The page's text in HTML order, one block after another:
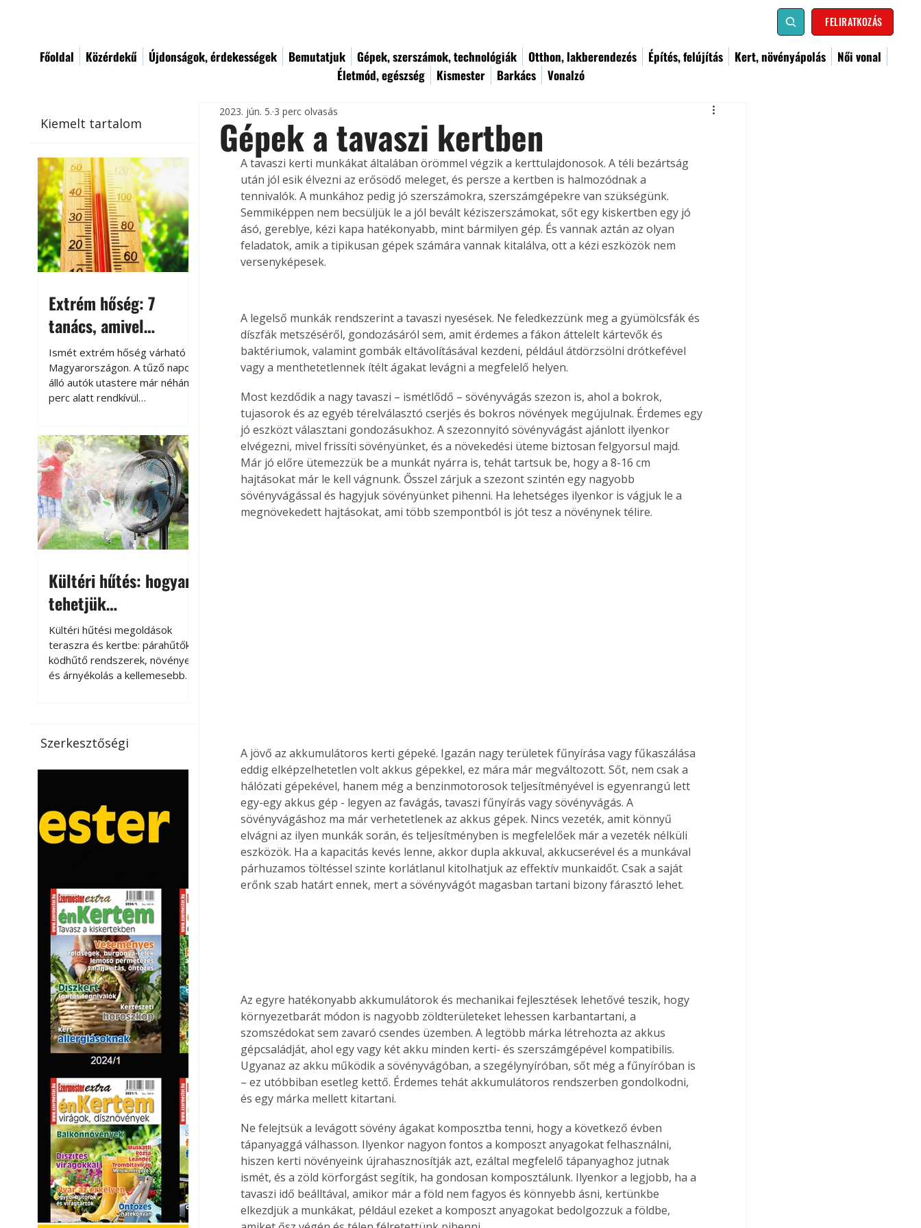
FELIRATKOZÁS
Főoldal Közérdekű Újdonságok, érdekességek Bemutatjuk Gépek, szerszámok, technológiák Otthon, lakberendezés Építés, felújítás Kert, növényápolás
Női vonal
Életmód, egészség
Kismester Barkács Vonalzó
Kiemelt tartalom
Extrém hőség: 7
tanács, amivel
megóvhatjuk
autónkat a nyári
károktól
Ismét extrém hőség várható
Magyarországon. A tűző napon
álló autók utastere már néhány
perc alatt rendkívül
megközelítheti. Ez nemcsak a
beszállást teszi kellemetlenné,
hanem az autó állapotára és a
benne hagyott tárgyakra is
káros hatással lehet. Néhány
egyszerű óvintézkedéssel
azonban jelentősen
csökkenthetjük a hőség káros
Kültéri hűtés: hogyan
tehetjük
kellemesebbé a
teraszt és a kertet?
Kültéri hűtési megoldások
teraszra és kertbe: párahűtők,
ködhűtő rendszerek, növények
és árnyékolás a kellemesebb
jelentőséget kapott, ahogy a
nyári hőhullámok gyakoribbá és
a megoldást a meleg ellen, ma
már egyre többen keresnek
olyan kültéri hűtési
vendégl
Szerkesztőségi
Gépek a tavaszi kertben
2023. jún. 5. 3 perc olvasás
A tavaszi kerti munkákat általában örömmel végzik a kerttulajdonosok. A téli bezártság
után jól esik élvezni az erősödő meleget, és persze a kertben is halmozódnak a
tennivalók. A munkához pedig jó szerszámokra, szerszámgépekre van szükségünk.
Semmiképpen nem becsüljük le a jól bevált kéziszerszámokat, sőt egy kiskertben egy jó
ásó, gereblye, kézi kapa hatékonyabb, mint bármilyen gép. És vannak aztán az olyan
feladatok, amik a tipikusan gépek számára vannak kitalálva, ott a kézi eszközök nem
versenyképesek.
A legelső munkák rendszerint a tavaszi nyesések. Ne feledkezzünk meg a gyümölcsfák és
díszfák metszéséről, gondozásáról sem, amit érdemes a fákon áttelelt kártevők és
baktériumok, valamint gombák eltávolításával kezdeni, például átdörzsölni drótkefével
vagy a menthetetlennek ítélt ágakat levágni a megfelelő helyen.
Most kezdődik a nagy tavaszi – ismétlődő – sövényvágás szezon is, ahol a bokrok,
tujasorok és az egyéb térelválasztó cserjés és bokros növények megújulnak. Érdemes egy
jó eszközt választani gondozásukhoz. A szezonnyitó sövényvágást ajánlott ilyenkor
elvégezni, mivel frissíti sövényünket, és a növekedési üteme biztosan felgyorsul majd.
Már jó előre ütemezzük be a munkát nyárra is, tehát tartsuk be, hogy a 8-16 cm
hajtásokat már le kell vágnunk. Ősszel zárjuk a szezont szintén egy nagyobb
sövényvágással és hagyjuk sövényünket pihenni. Ha lehetséges ilyenkor is vágjuk le a
megnövekedett hajtásokat, ami több szempontból is jót tesz a növénynek télire.
A jövő az akkumulátoros kerti gépeké. Igazán nagy területek fűnyírása vagy fűkaszálása
eddig elképzelhetetlen volt akkus gépekkel, ez mára már megváltozott. Sőt, nem csak a
hálózati gépekével, hanem még a benzinmotorosok teljesítményével is egyenrangú lett
egy-egy akkus gép - legyen az favágás, tavaszi fűnyírás vagy sövényvágás. A
sövényvágáshoz ma már verhetetlenek az akkus gépek. Nincs vezeték, amit könnyű
elvágni az ilyen munkák során, és teljesítményben is megfelelőek már a vezeték nélküli
eszközök. Ha a kapacitás kevés lenne, akkor dupla akkuval, akkucserével és a munkával
párhuzamos töltéssel szinte korlátlanul kitolhatjuk az effektív munkaidőt. Csak a saját
erőnk szab határt ennek, mert a sövényvágót magasban tartani bizony fárasztó lehet.
Az egyre hatékonyabb akkumulátorok és mechanikai fejlesztések lehetővé teszik, hogy
környezetbarát módon is nagyobb zöldterületeket lehessen karbantartani, a
szomszédokat sem zavaró csendes üzemben. A legtöbb márka létrehozta az akkus
gépcsaládját, ahol egy vagy két akku minden kerti- és szerszámgépével kompatibilis.
Ugyanaz az akku működik a sövényvágóban, a szegélynyíróban, sőt még a fűnyíróban is
– ez utóbbiban esetleg kettő. Érdemes tehát akkumulátoros rendszerben gondolkodni,
és egy márka mellett kitartani.
Ne felejtsük a levágott sövény ágakat komposztba tenni, hogy a következő évben
tápanyaggá válhasson. Ilyenkor nagyon fontos a komposzt anyagokat felhasználni,
hiszen kerti növényeink újrahasznosítják azt, ezáltal megfelelő tápanyaghoz jutnak
ismét, és a zöld körforgást segítik, ha gondosan komposztálunk. Ilyenkor a legjobb, ha a
tavaszi idő beálltával, amikor már a föld nem fagyos és könnyebb ásni, kertünkbe
elkezdjük a munkákat, például ezeket a komposzt anyagokat bedolgozzuk a földbe,